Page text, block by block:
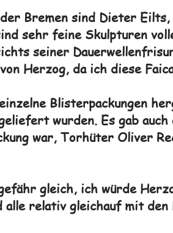
Bremen sind Dieter Eilts,
sehr feine Skulpturen
seiner
Herzog, da ich diese
Blisterpackungen
wurden. Es gab auch
war, Torhüter Oliver
gleich, ich würde
relativ gleichauf mit den